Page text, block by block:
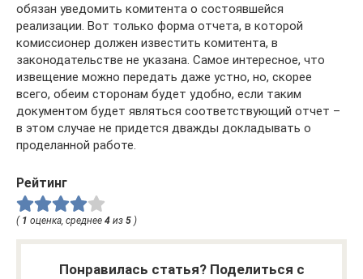
обязан уведомить комитента о состоявшейся
реализации. Вот только форма отчета, в которой
комиссионер должен известить комитента, в
законодательстве не указана. Самое интересное, что
извещение можно передать даже устно, но, скорее
всего, обеим сторонам будет удобно, если таким
документом будет являться соответствующий отчет –
в этом случае не придется дважды докладывать о
проделанной работе.
Рейтинг
( 1 оценка, среднее 4 из 5 )
Понравилась статья? Поделиться с